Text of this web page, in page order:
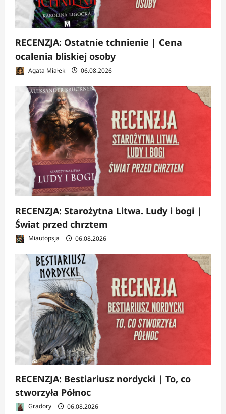
RECENZJA: Ostatnie tchnienie | Cena
ocalenia bliskiej osoby
Agata Miałek 06.08.2026
RECENZJA: Starożytna Litwa. Ludy i bogi |
Świat przed chrztem
Miautopsja 06.08.2026
RECENZJA: Bestiariusz nordycki | To, co
stworzyła Północ
Gradory 06.08.2026